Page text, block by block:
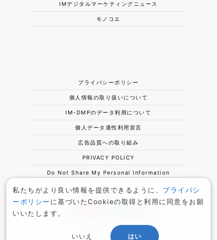
IMデジタルマーケティングニュース
モノコエ
プライバシーポリシー
個人情報の取り扱いについて
IM-DMPのデータ利用について
個人データ適性利用宣言
広告品質への取り組み
PRIVACY POLICY
Do Not Share My Personal Information
私たちがより良い情報を提供できるように、 プライバシ
ーポリシー に基づいたCookieの取得と利用に同意をお願
いいたします。
いいえ はい